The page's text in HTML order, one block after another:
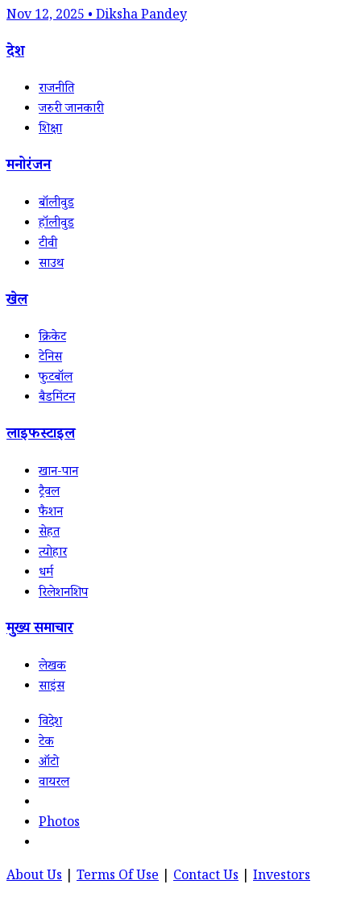
Nov 12, 2025 • Diksha Pandey
देश
राजनीति
जरुरी जानकारी
शिक्षा
मनोरंजन
बॉलीवुड
हॉलीवुड
टीवी
साउथ
खेल
क्रिकेट
टेनिस
फुटबॉल
बैडमिंटन
लाइफस्टाइल
खान-पान
ट्रैवल
फैशन
सेहत
त्योहार
धर्म
रिलेशनशिप
मुख्य समाचार
लेखक
साइंस
विदेश
टेक
ऑटो
वायरल
Photos
About Us Terms Of Use Contact Us Investors